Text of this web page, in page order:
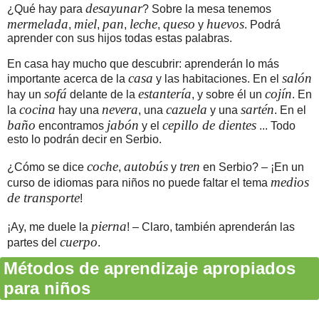
¿Qué hay para desayunar? Sobre la mesa tenemos
mermelada, miel, pan, leche, queso y huevos. Podrá
aprender con sus hijos todas estas palabras.
En casa hay mucho que descubrir: aprenderán lo más
importante acerca de la casa y las habitaciones. En el salón
hay un sofá delante de la estantería, y sobre él un cojín. En
la cocina hay una nevera, una cazuela y una sartén. En el
baño encontramos jabón y el cepillo de dientes ... Todo
esto lo podrán decir en Serbio.
¿Cómo se dice coche, autobús y tren en Serbio? – ¡En un
curso de idiomas para niños no puede faltar el tema medios
de transporte!
¡Ay, me duele la pierna! – Claro, también aprenderán las
partes del cuerpo.
Métodos de aprendizaje apropiados
para niños